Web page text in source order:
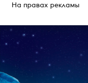
На правах рекламы